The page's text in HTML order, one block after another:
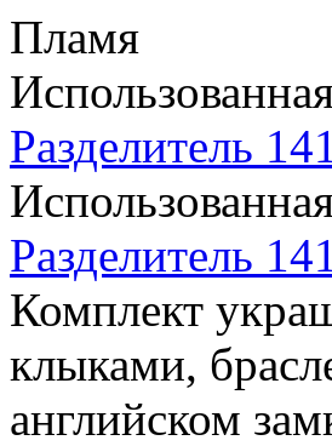
Пламя
Разделитель
Разделитель
Комплект
клыками,
английском